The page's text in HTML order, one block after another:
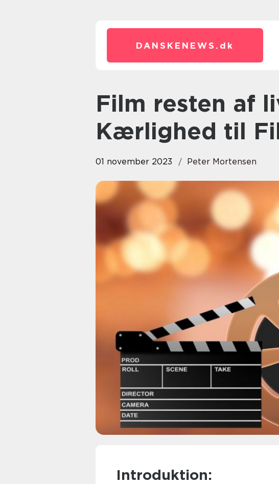
DANSKENEWS. dk
Film resten af livet: En Livslang
Kærlighed til
01 november 2023 Peter Mortensen
Introduktion: